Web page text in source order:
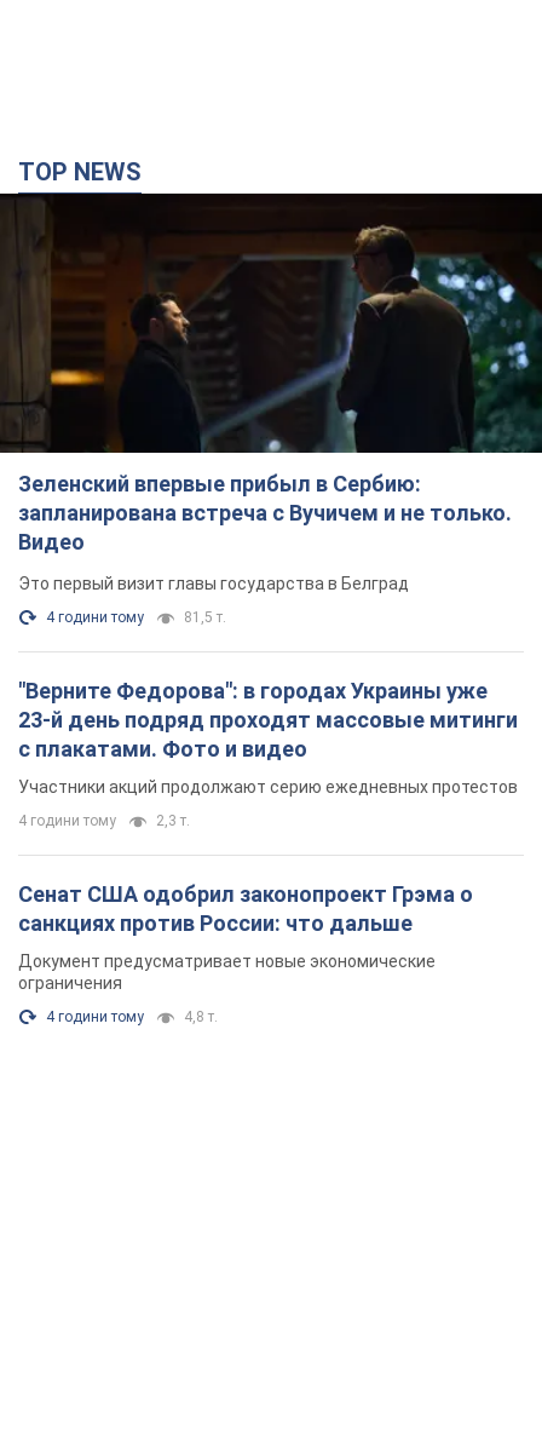
TOP NEWS
Зеленский впервые прибыл в Сербию:
запланирована встреча с Вучичем и не только.
Видео
Это первый визит главы государства в Белград
4 години тому 81,5 т.
"Верните Федорова": в городах Украины уже
23-й день подряд проходят массовые митинги
с плакатами. Фото и видео
Участники акций продолжают серию ежедневных протестов
4 години тому 2,3 т.
Сенат США одобрил законопроект Грэма о
санкциях против России: что дальше
Документ предусматривает новые экономические
ограничения
4 години тому 4,8 т.